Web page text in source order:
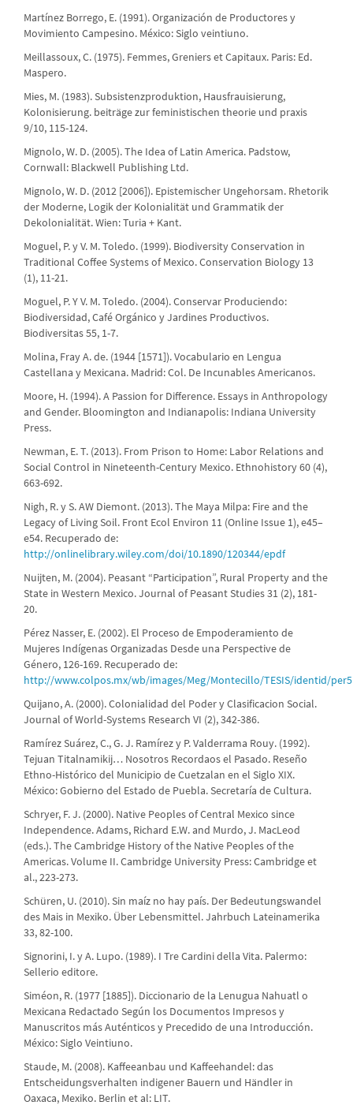
Martínez Borrego, E. (1991). Organización de Productores y
Movimiento Campesino. México: Siglo veintiuno.
Meillassoux, C. (1975). Femmes, Greniers et Capitaux. Paris: Ed.
Maspero.
Mies, M. (1983). Subsistenzproduktion, Hausfrauisierung,
Kolonisierung. beiträge zur feministischen theorie und praxis
9/10, 115-124.
Mignolo, W. D. (2005). The Idea of Latin America. Padstow,
Cornwall: Blackwell Publishing Ltd.
Mignolo, W. D. (2012 [2006]). Epistemischer Ungehorsam. Rhetorik
der Moderne, Logik der Kolonialität und Grammatik der
Dekolonialität. Wien: Turia + Kant.
Moguel, P. y V. M. Toledo. (1999). Biodiversity Conservation in
Traditional Coffee Systems of Mexico. Conservation Biology 13
(1), 11-21.
Moguel, P. Y V. M. Toledo. (2004). Conservar Produciendo:
Biodiversidad, Café Orgánico y Jardines Productivos.
Biodiversitas 55, 1-7.
Molina, Fray A. de. (1944 [1571]). Vocabulario en Lengua
Castellana y Mexicana. Madrid: Col. De Incunables Americanos.
Moore, H. (1994). A Passion for Difference. Essays in Anthropology
and Gender. Bloomington and Indianapolis: Indiana University
Press.
Newman, E. T. (2013). From Prison to Home: Labor Relations and
Social Control in Nineteenth-Century Mexico. Ethnohistory 60 (4),
663-692.
Nigh, R. y S. AW Diemont. (2013). The Maya Milpa: Fire and the
Legacy of Living Soil. Front Ecol Environ 11 (Online Issue 1), e45–
e54. Recuperado de:
http://onlinelibrary.wiley.com/doi/10.1890/120344/epdf
Nuijten, M. (2004). Peasant “Participation”, Rural Property and the
State in Western Mexico. Journal of Peasant Studies 31 (2), 181-
20.
Pérez Nasser, E. (2002). El Proceso de Empoderamiento de
Mujeres Indígenas Organizadas Desde una Perspective de
Género, 126-169. Recuperado de:
http://www.colpos.mx/wb/images/Meg/Montecillo/TESIS/identid/
Quijano, A. (2000). Colonialidad del Poder y Clasificacion Social.
Journal of World-Systems Research VI (2), 342-386.
Ramírez Suárez, C., G. J. Ramírez y P. Valderrama Rouy. (1992).
Tejuan Titalnamikij… Nosotros Recordaos el Pasado. Reseño
Ethno-Histórico del Municipio de Cuetzalan en el Siglo XIX.
México: Gobierno del Estado de Puebla. Secretaría de Cultura.
Schryer, F. J. (2000). Native Peoples of Central Mexico since
Independence. Adams, Richard E.W. and Murdo, J. MacLeod
(eds.). The Cambridge History of the Native Peoples of the
Americas. Volume II. Cambridge University Press: Cambridge et
al., 223-273.
Schüren, U. (2010). Sin maíz no hay país. Der Bedeutungswandel
des Mais in Mexiko. Über Lebensmittel. Jahrbuch Lateinamerika
33, 82-100.
Signorini, I. y A. Lupo. (1989). I Tre Cardini della Vita. Palermo:
Sellerio editore.
Siméon, R. (1977 [1885]). Diccionario de la Lenugua Nahuatl o
Mexicana Redactado Según los Documentos Impresos y
Manuscritos más Auténticos y Precedido de una Introducción.
México: Siglo Veintiuno.
Staude, M. (2008). Kaffeeanbau und Kaffeehandel: das
Entscheidungsverhalten indigener Bauern und Händler in
Oaxaca, Mexiko. Berlin et al: LIT.